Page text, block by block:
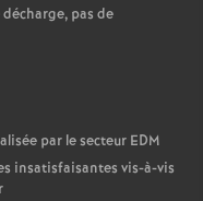
pas de
par le secteur EDM
insatisfaisantes vis-à-vis